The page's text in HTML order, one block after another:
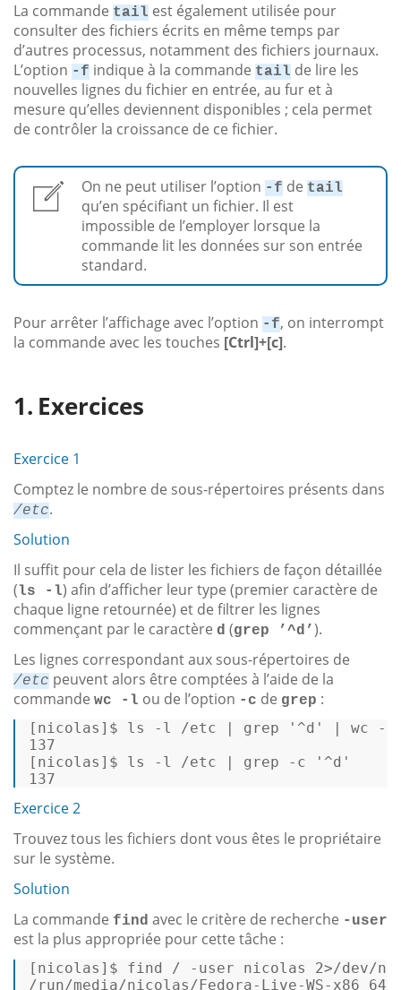
La commande tail est également utilisée pour
consulter des fichiers écrits en même temps par
d’autres processus, notamment des fichiers journaux.
L’option -f indique à la commande tail de lire les
nouvelles lignes du fichier en entrée, au fur et à
mesure qu’elles deviennent disponibles ; cela permet
de contrôler la croissance de ce fichier.
On ne peut utiliser l’option -f de tail
qu’en spécifiant un fichier. Il est
impossible de l’employer lorsque la
commande lit les données sur son entrée
standard.
Pour arrêter l’affichage avec l’option -f, on interrompt
la commande avec les touches [Ctrl]+[c].
Exercices
Exercice 1
Comptez le nombre de sous-répertoires présents dans
/etc.
Solution
Il suffit pour cela de lister les fichiers de façon détaillée
(ls -l) afin d’afficher leur type (premier caractère de
chaque ligne retournée) et de filtrer les lignes
commençant par le caractère d (grep ’^d’ ).
Les lignes correspondant aux sous-répertoires de
/etc peuvent alors être comptées à l’aide de la
commande wc -l ou de l’option -c de grep :
[nicolas]$ ls -l /etc | grep '^d' | wc -l
[nicolas]$ ls -l /etc | grep -c
'^d'
137
Exercice 2
Trouvez tous les fichiers dont vous êtes le propriétaire
sur le système.
Solution
La commande find avec le critère de recherche -user
est la plus appropriée pour cette tâche :
[nicolas]$ find / -user nicolas 2>/dev/
/run/media/nicolas/Fedora-Live-WS-